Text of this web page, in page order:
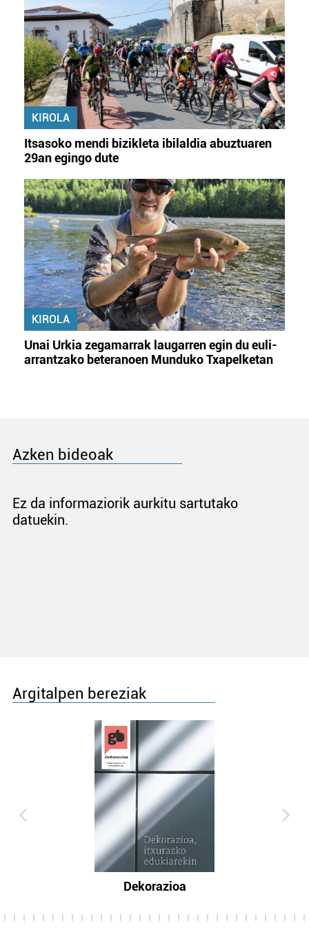
KIROLA
Itsasoko mendi bizikleta ibilaldia abuztuaren
29an egingo dute
KIROLA
Unai Urkia zegamarrak laugarren egin du euli-
arrantzako beteranoen Munduko Txapelketan
Azken bideoak
Ez da informaziorik aurkitu sartutako
datuekin.
Argitalpen bereziak
Dekorazioa